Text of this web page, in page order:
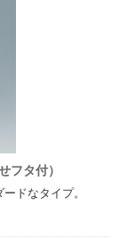
タ付）
ドなタイプ。